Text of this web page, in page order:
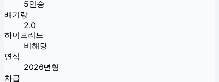
5인승
배기량
2.0
하이브리드
비해당
연식
2026년형
차급